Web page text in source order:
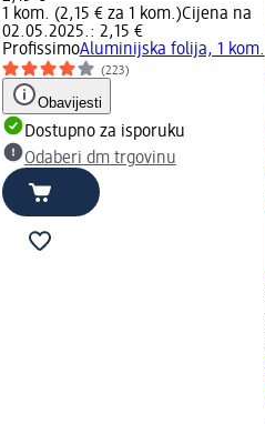
1 kom. (2,15 € za 1 kom.)Cijena na
02.05.2025.: 2,15 €
ProfissimoAluminijska folija, 1 kom.
(223)
Obavijesti
Dostupno za isporuku
Odaberi dm trgovinu